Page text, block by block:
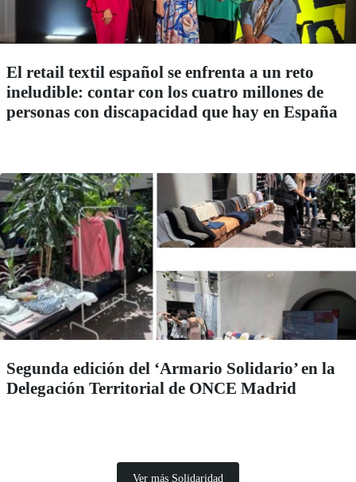
El retail textil español se enfrenta a un reto
ineludible: contar con los cuatro millones de
personas con discapacidad que hay en España
Segunda edición del ‘Armario Solidario’ en la
Delegación Territorial de ONCE Madrid
Ver más Solidaridad